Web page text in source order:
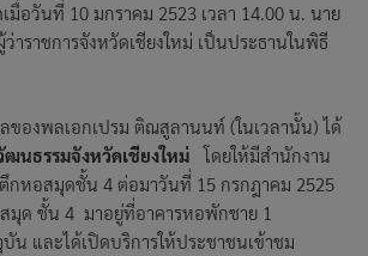
มื่อวันที่ 10 มกราคม 2523 เวลา 14.00 น. นาย
าราชการจังหวัดเชียงใหม่ เป็นประธานในพิธี
ของพลเอกเปรม ติณสูลานนท์ (ในเวลานั้น) ได้
นธรรมจังหวัดเชียงใหม่ โดยให้มีสำนักงาน
กหอสมุดชั้น 4 ต่อมาวันที่ 15 กรกฎาคม 2525
มุด ชั้น 4 มาอยู่ที่อาคารหอพักชาย 1
น และได้เปิดบริการให้ประชาชนเข้าชม